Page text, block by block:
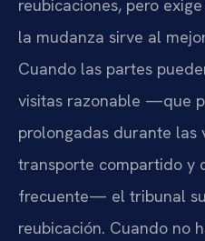
reubicaciones, pero
la mudanza sirve al
Cuando las partes
visitas razonable —que
prolongadas durante las
transporte compartido y
frecuente— el tribunal
reubicación. Cuando no